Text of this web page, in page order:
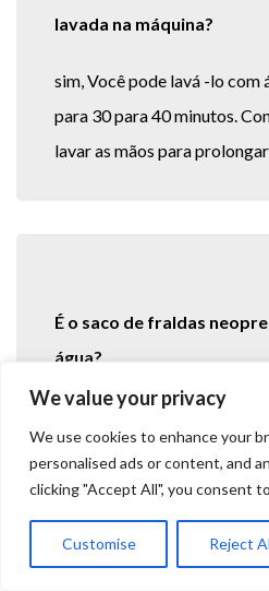
We value your privacy
We use cookies to enhance your
personalised ads or content, and
clicking "Accept All", you consent
Customise Reject
lavada na máquina?
sim, Você pode lavá -lo com
para 30 para 40 minutos.
lavar as mãos para
É o saco de fraldas
água?
sim, isso é! Se derramar
lo com um pano ou papel.
leve também, Mantendo